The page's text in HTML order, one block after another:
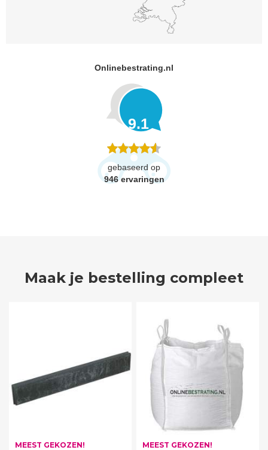
Onlinebestrating.nl
9.1
gebaseerd op
946 ervaringen
Maak je bestelling compleet
MEEST GEKOZEN! MEEST GEKOZEN!